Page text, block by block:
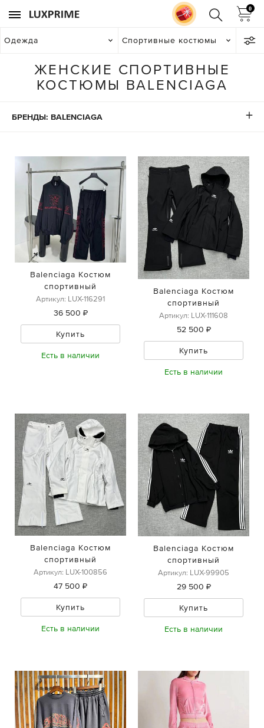
0
Одежда Спортивные костюмы
ЖЕНСКИЕ СПОРТИВНЫЕ
КОСТЮМЫ BALENCIAGA
БРЕНДЫ: BALENCIAGA
Balenciaga Костюм
спортивный
Артикул: LUX-116291
36 500 ₽
Купить
Есть в наличии
Balenciaga Костюм
спортивный
Артикул: LUX-111608
52 500 ₽
Купить
Есть в наличии
Balenciaga Костюм
спортивный
Артикул: LUX-100856
47 500 ₽
Купить
Есть в наличии
Balenciaga Костюм
спортивный
Артикул: LUX-99905
29 500 ₽
Купить
Есть в наличии